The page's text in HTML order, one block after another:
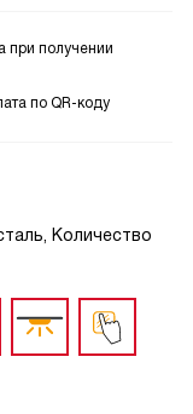
при получении
по QR-коду
Количество